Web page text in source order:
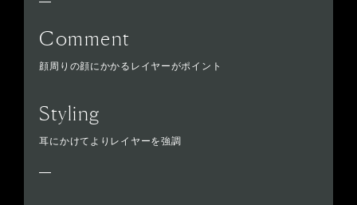
Comment
顔周りの顔にかかるレイヤーがポイント
Styling
耳にかけてよりレイヤーを強調